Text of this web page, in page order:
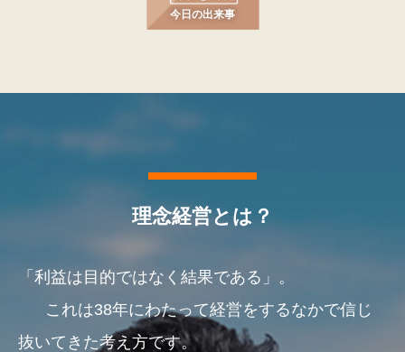
今日の出来事
理念経営とは？
「利益は目的ではなく結果である」。
これは38年にわたって経営をするなかで信じ
抜いてきた考え方です。